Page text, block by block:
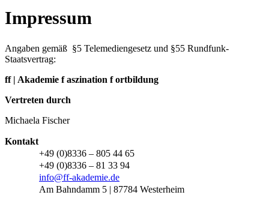
Impressum
Angaben gemäß §5 Telemediengesetz und §55 Rundfunk-
Staatsvertrag:
ff | Akademie f aszination f ortbildung
Vertreten durch
Michaela Fischer
Kontakt
+49 (0)8336 – 805 44 65
+49 (0)8336 – 81 33 94
info@ff-akademie.de
Am Bahndamm 5 | 87784 Westerheim